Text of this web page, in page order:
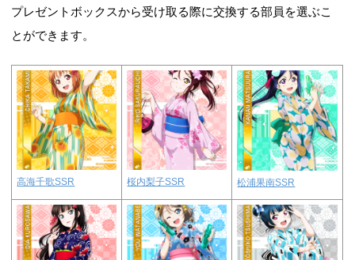
プレゼントボックスから受け取る際に交換する部員を選ぶこ
とができます。
高海千歌SSR 桜内梨子SSR 松浦果南SSR